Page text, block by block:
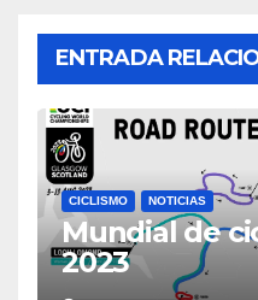
ENTRADA
CICLISMO NOTICIAS
Mundial de
2023